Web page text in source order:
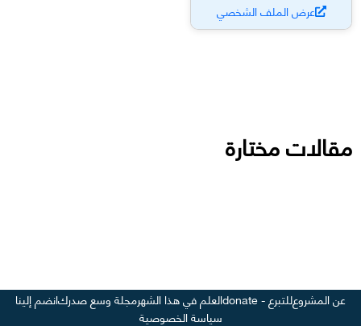
عرض الملف الشخصي
مقالات مختارة
عن المشروعللتبرع - donate العلم في هذا الشهرمجلة وسع صدركانضم إلينا
سياسة الخصوصية